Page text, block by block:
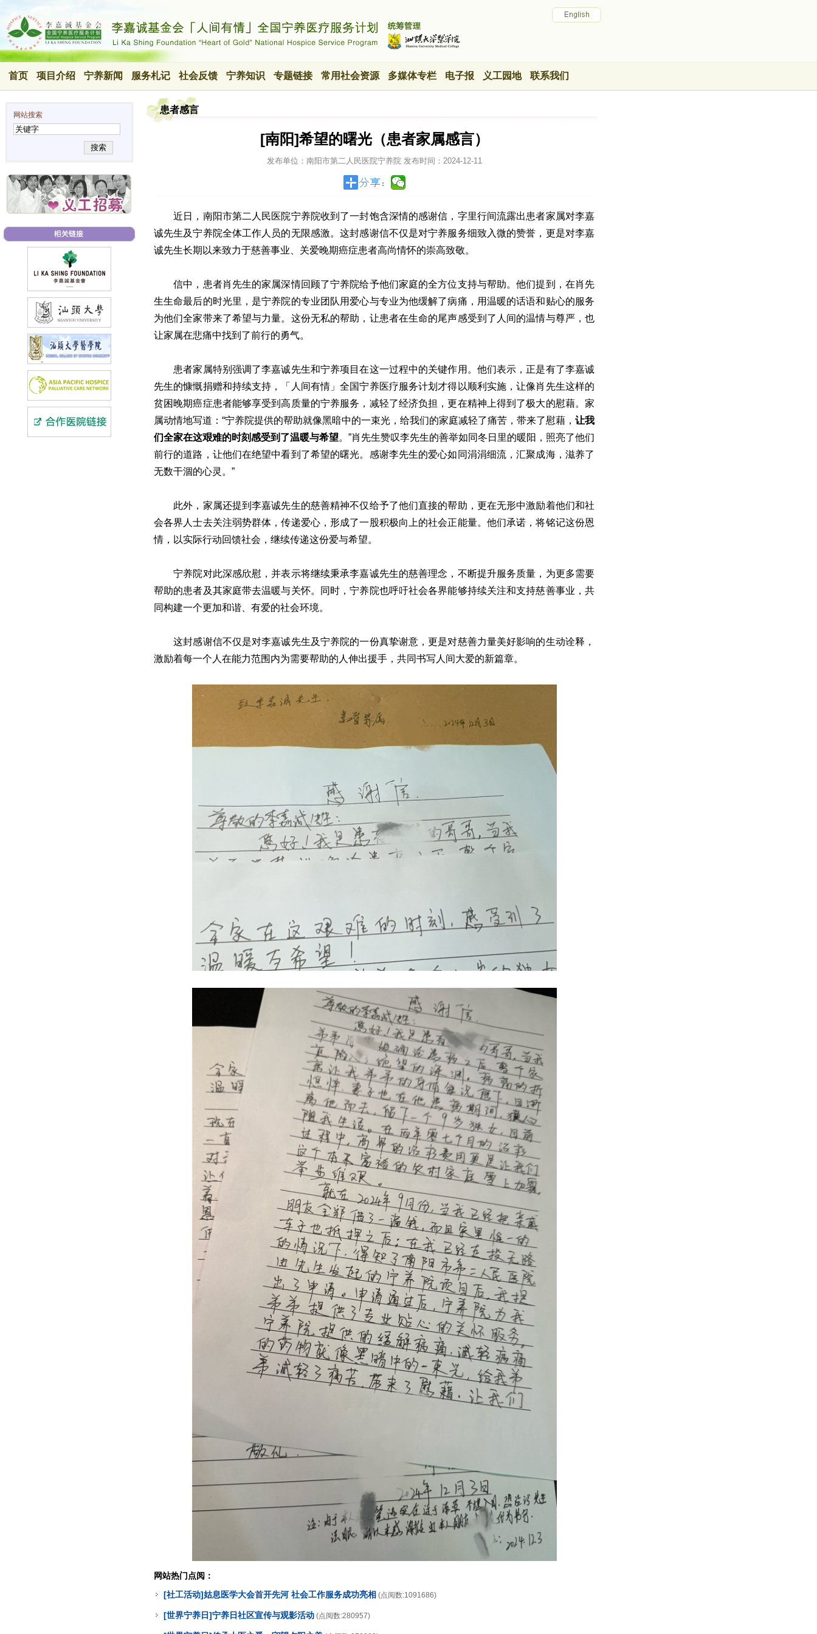
首页 项目介绍 宁养新闻 服务札记 社会反馈 宁养知识 专题链接 常用社会资源 多媒体专栏 电子报 义工园地 联系我们
网站搜索
搜索
患者感言
[南阳]希望的曙光（患者家属感言）
发布单位：南阳市第二人民医院宁养院 发布时间： 2024-12-11
近日，南阳市第二人民医院宁养院收到了一封饱含深情的感谢信，字里行间流露出患者家属对李嘉
诚先生及宁养院全体工作人员的无限感激。这封感谢信不仅是对宁养服务细致入微的赞誉，更是对李嘉
诚先生长期以来致力于慈善事业、关爱晚期癌症患者高尚情怀的崇高致敬。
信中，患者肖先生的家属深情回顾了宁养院给予他们家庭的全方位支持与帮助。他们提到，在肖先
生生命最后的时光里，是宁养院的专业团队用爱心与专业为他缓解了病痛，用温暖的话语和贴心的服务
为他们全家带来了希望与力量。这份无私的帮助，让患者在生命的尾声感受到了人间的温情与尊严，也
让家属在悲痛中找到了前行的勇气。
患者家属特别强调了李嘉诚先生和宁养项目在这一过程中的关键作用。他们表示，正是有了李嘉诚
先生的慷慨捐赠和持续支持，「人间有情」全国宁养医疗服务计划才得以顺利实施，让像肖先生这样的
贫困晚期癌症患者能够享受到高质量的宁养服务，减轻了经济负担，更在精神上得到了极大的慰藉。家
属动情地写道：“宁养院提供的帮助就像黑暗中的一束光，给我们的家庭减轻了痛苦，带来了慰藉， 让我
们全家在这艰难的时刻感受到了温暖与希望。”肖先生赞叹李先生的善举如同冬日里的暖阳，照亮了他们
前行的道路，让他们在绝望中看到了希望的曙光。感谢李先生的爱心如同涓涓细流，汇聚成海，滋养了
无数干涸的心灵。”
此外，家属还提到李嘉诚先生的慈善精神不仅给予了他们直接的帮助，更在无形中激励着他们和社
会各界人士去关注弱势群体，传递爱心，形成了一股积极向上的社会正能量。他们承诺，将铭记这份恩
情，以实际行动回馈社会，继续传递这份爱与希望。
宁养院对此深感欣慰，并表示将继续秉承李嘉诚先生的慈善理念，不断提升服务质量，为更多需要
帮助的患者及其家庭带去温暖与关怀。同时，宁养院也呼吁社会各界能够持续关注和支持慈善事业，共
同构建一个更加和谐、有爱的社会环境。
这封感谢信不仅是对李嘉诚先生及宁养院的一份真挚谢意，更是对慈善力量美好影响的生动诠释，
激励着每一个人在能力范围内为需要帮助的人伸出援手，共同书写人间大爱的新篇章。
网站热门点阅：
[社工活动]姑息医学大会首开先河 社会工作服务成功亮相 (点阅数:1091686)
[世界宁养日]宁养日社区宣传与观影活动 (点阅数:280957)